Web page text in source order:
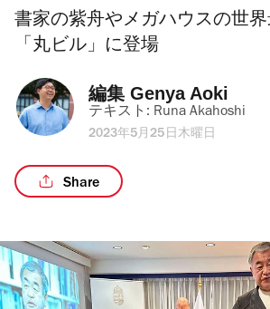
書家の紫舟やメガハウスの世
「丸ビル」に登場
編集 Genya Aoki
テキスト: Runa Akahoshi
2023年5月25日木曜日
Share